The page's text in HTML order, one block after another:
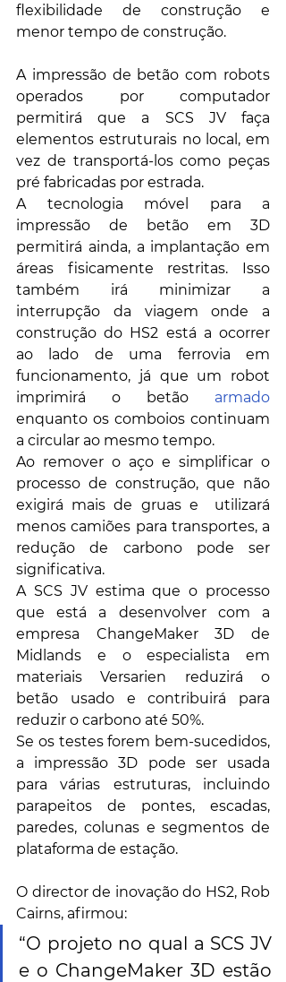
flexibilidade de construção e
menor tempo de construção.
A impressão de betão com robots
operados por computador
permitirá que a SCS JV faça
elementos estruturais no local, em
vez de transportá-los como peças
pré fabricadas por estrada.
A tecnologia móvel para a
impressão de betão em 3D
permitirá ainda, a implantação em
áreas fisicamente restritas. Isso
também irá minimizar a
interrupção da viagem onde a
construção do HS2 está a ocorrer
ao lado de uma ferrovia em
funcionamento, já que um robot
imprimirá o betão armado
enquanto os comboios continuam
a circular ao mesmo tempo.
Ao remover o aço e simplificar o
processo de construção, que não
exigirá mais de gruas e  utilizará
menos camiões para transportes, a
redução de carbono pode ser
significativa.
A SCS JV estima que o processo
que está a desenvolver com a
empresa ChangeMaker 3D de
Midlands e o especialista em
materiais Versarien reduzirá o
betão usado e contribuirá para
reduzir o carbono até 50%.
Se os testes forem bem-sucedidos,
a impressão 3D pode ser usada
para várias estruturas, incluindo
parapeitos de pontes, escadas,
paredes, colunas e segmentos de
plataforma de estação.
O director de inovação do HS2, Rob
Cairns, afirmou:
“O projeto no qual a SCS JV
e o ChangeMaker 3D estão